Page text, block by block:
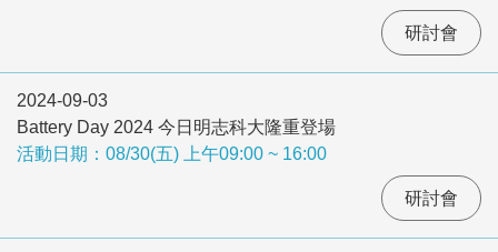
研討會
2024-09-03
Battery Day 2024 今日明志科大隆重登場
活動日期：08/30(五) 上午09:00 ~ 16:00
研討會